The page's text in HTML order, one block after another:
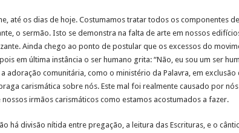
até os dias de hoje. Costumamos tratar todos os componentes
o sermão. Isto se demonstra na falta de arte em nossos
Ainda chego ao ponto de postular que os excessos do
em última instância o ser humano grita: “Não, eu sou um ser
adoração comunitária, como o ministério da Palavra, em
carismática sobre nós. Este mal foi realmente causado por
irmãos carismáticos como estamos acostumados a fazer.
há divisão nítida entre pregação, a leitura das Escrituras, e o